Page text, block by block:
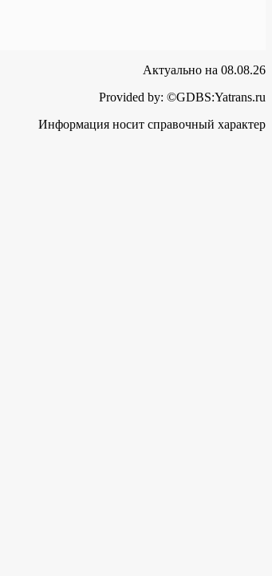
Актуально на 08.08.26
Provided by: ©GDBS:Yatrans.ru
Информация носит справочный характер